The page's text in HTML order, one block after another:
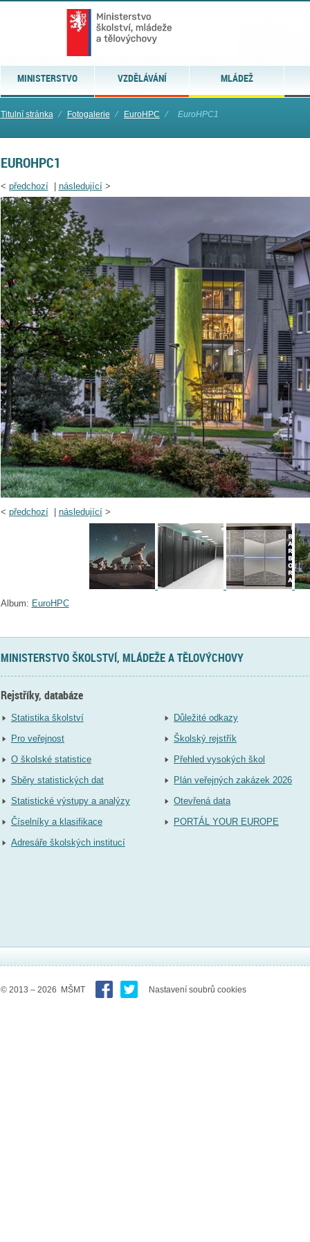
MINISTERSTVO VZDĚLÁVÁNÍ MLÁDEŽ
Titulní stránka ⁄ Fotogalerie ⁄ EuroHPC ⁄ EuroHPC1
EUROHPC1
< předchozí| následující>
< předchozí| následující>
Album: EuroHPC
MINISTERSTVO ŠKOLSTVÍ, MLÁDEŽE A TĚLOVÝCHOVY
Rejstříky, databáze
Statistika školství
Pro veřejnost
O školské statistice
Sběry statistických dat
Statistické výstupy a analýzy
Číselníky a klasifikace
Adresáře školských institucí
Důležité odkazy
Školský rejstřík
Přehled vysokých škol
Plán veřejných zakázek 2026
Otevřená data
PORTÁL YOUR EUROPE
© 2013 – 2026 MŠMT Nastavení soubrů cookies